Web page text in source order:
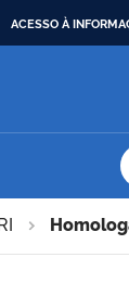
ACESSO À